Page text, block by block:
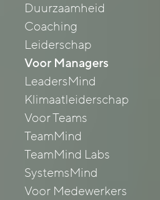
Duurzaamheid
Coaching
Leiderschap
Voor Managers
LeadersMind
Klimaatleiderschap
Voor Teams
TeamMind
TeamMind Labs
SystemsMind
Voor Medewerkers